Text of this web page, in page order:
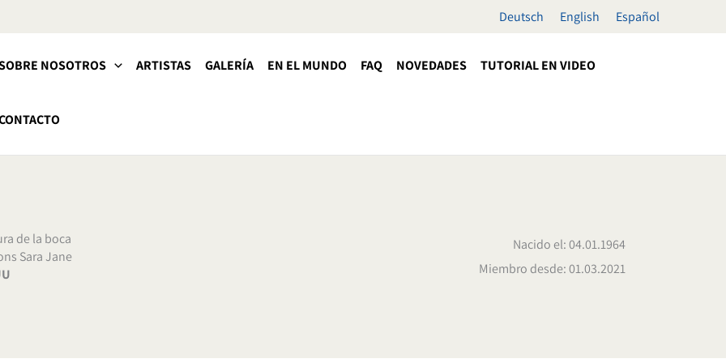
Deutsch English Español
NOSOTROS ARTISTAS GALERÍA EN EL MUNDO FAQ NOVEDADES TUTORIAL EN VIDEO
de la boca
Sara Jane
Nacido el: 04.01.1964
Miembro desde: 01.03.2021